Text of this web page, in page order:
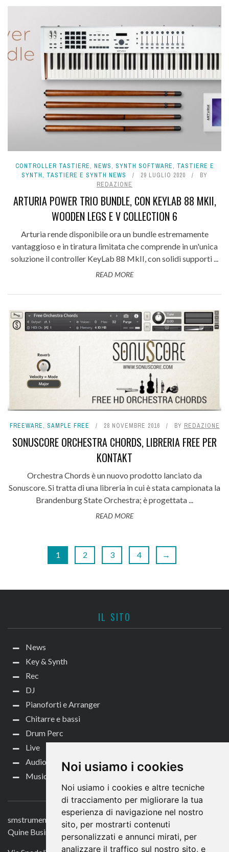
Noi usiamo i cookies
Noi usiamo i cookies e altre tecniche
di tracciamento per migliorare la tua
esperienza di navigazione nel nostro
sito, per mostrarti contenuti
personalizzati e annunci mirati, per
analizzare il traffico sul nostro sito, e
CONTROLLER TASTIERE, NEWS, SYNTH SOFTWARE, TASTIERE E
SYNTH, TASTIERE E SYNTH NEWS 29 LUGLIO 2020
BY
REDAZIONE
ARTURIA POWER TRIO BUNDLE, CON KEYLAB 88 MKII,
WOODEN LEGS E V COLLECTION 6
Arturia rende disponibile ora un bundle estremamente
vantaggioso e in tiratura limitata che comprende in un'unica
soluzione il controller KeyLab 88 MkII, con solidi supporti ...
READ MORE
FREEWARE, SAMPLE FREE 28 NOVEMBRE 2016 BY REDAZIONE
SONUSCORE ORCHESTRA CHORDS, LIBRERIA FREE PER
KONTAKT
Orchestra Chords è un nuovo prodotto lanciato da
Sonuscore. Si tratta di una libreria in cui è stata campionata la
Brandenburg State Orchestra; è progettata ...
READ MORE
1 2 3 4 →
IL SITO
News
Key & Synth
Rec
DJ
Pianoforti e Arranger
Chitarre e bassi
Drum Perc
Live
Audio per video
Music Life
CONTATTACI
smstrumentimusicali.it
Quine Business Publisher